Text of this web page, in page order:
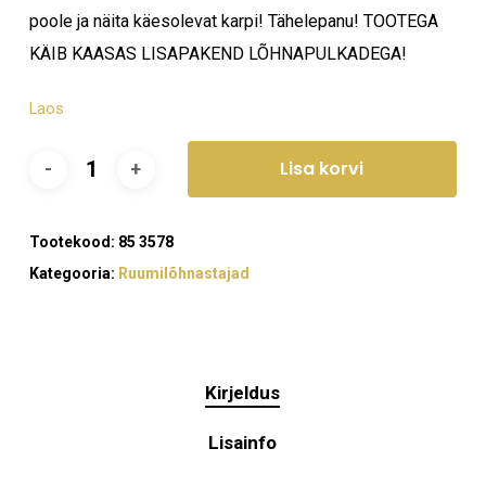
poole ja näita käesolevat karpi! Tähelepanu! TOOTEGA
KÄIB KAASAS LISAPAKEND LÕHNAPULKADEGA!
Laos
Lisa korvi
Tootekood: 85 3578
Kategooria: Ruumilõhnastajad
Kirjeldus
Lisainfo